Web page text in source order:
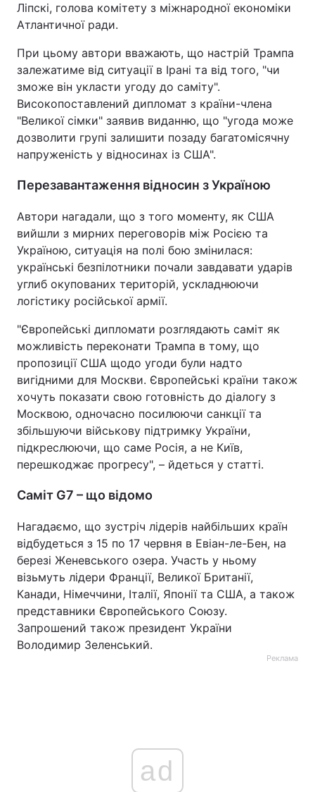
Ліпскі, голова комітету з міжнародної економіки
Атлантичної ради.
При цьому автори вважають, що настрій Трампа
залежатиме від ситуації в Ірані та від того, "чи
зможе він укласти угоду до саміту".
Високопоставлений дипломат з країни-члена
"Великої сімки" заявив виданню, що "угода може
дозволити групі залишити позаду багатомісячну
напруженість у відносинах із США".
Перезавантаження відносин з Україною
Автори нагадали, що з того моменту, як США
вийшли з мирних переговорів між Росією та
Україною, ситуація на полі бою змінилася:
українські безпілотники почали завдавати ударів
углиб окупованих територій, ускладнюючи
логістику російської армії.
"Європейські дипломати розглядають саміт як
можливість переконати Трампа в тому, що
пропозиції США щодо угоди були надто
вигідними для Москви. Європейські країни також
хочуть показати свою готовність до діалогу з
Москвою, одночасно посилюючи санкції та
збільшуючи військову підтримку України,
підкреслюючи, що саме Росія, а не Київ,
перешкоджає прогресу", – йдеться у статті.
Саміт G7 – що відомо
Нагадаємо, що зустріч лідерів найбільших країн
відбудеться з 15 по 17 червня в Евіан-ле-Бен, на
березі Женевського озера. Участь у ньому
візьмуть лідери Франції, Великої Британії,
Канади, Німеччини, Італії, Японії та США, а також
представники Європейського Союзу.
Запрошений також президент України
Володимир Зеленський.
Реклама
ad